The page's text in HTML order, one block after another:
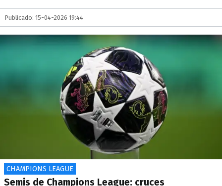
Publicado: 15-04-2026 19:44
CHAMPIONS LEAGUE
Semis de Champions League: cruces